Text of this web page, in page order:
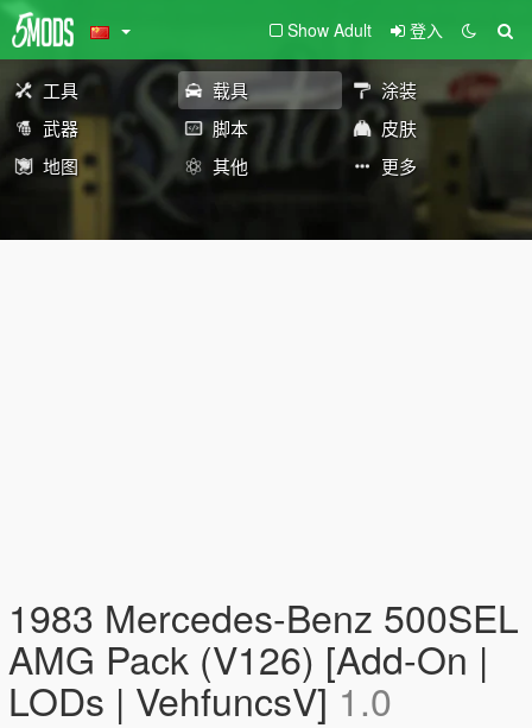
Show Adult 登入
工具 载具
涂装
武器
脚本
皮肤
地图
其他 更多
1983 Mercedes-Benz 500SEL
AMG Pack (V126) [Add-On |
LODs | VehfuncsV]1.0